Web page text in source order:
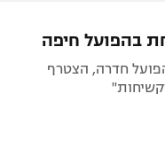
בהפועל חיפה
בהפועל חדרה, הצטרף